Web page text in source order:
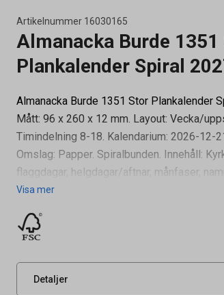
Artikelnummer 16030165
Almanacka Burde 1351
Plankalender Spiral
Almanacka Burde 1351 Stor Plankalender
Mått: 96 x 260 x 12 mm. Layout: Vecka/
Timindelning 8-18. Kalendarium: 2026-12-
Omslag: Papper. Spiralbunden. Innehåll:
flaggdagar, helgdagar/aftnar, månfaser,
Visa mer
Detaljer
Artikelnummer
Tidigare artikelnummer
Leverantörens
UNSPSC